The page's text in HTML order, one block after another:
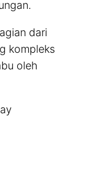
dari
kompleks
oleh